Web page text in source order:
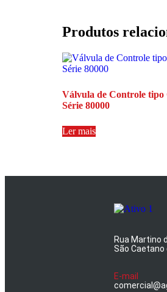
Produtos
Válvula de Controle tipo
Série 80000
Ler mais
Rua Martino
São Caetano
E-mail